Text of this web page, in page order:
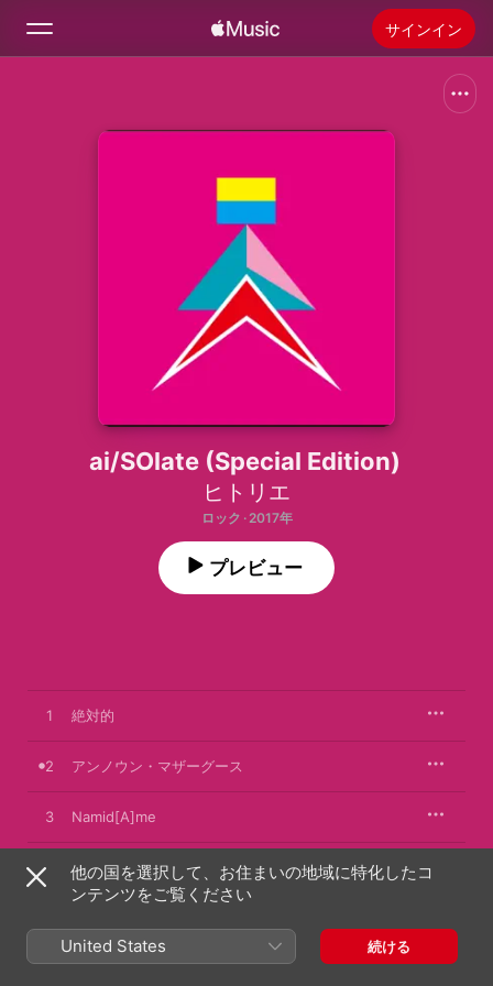
サインイン
Apple Musicをインストール
ai/SOlate (Special Edition)
ヒトリエ
ロック · 2017年
プレビュー
1 絶対的
2 アンノウン・マザーグース
3 Namid[A]me
4 Loveless
6 NAI.
他の国を選択して、お住まいの地域に特化したコ
ンテンツをご覧ください
United States 続ける